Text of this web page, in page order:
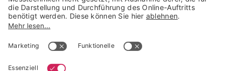
Trusted Shops Mitglied seit 2010